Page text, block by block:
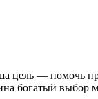
цель — помочь
богатый выбор